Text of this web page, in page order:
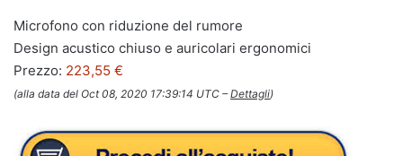
Microfono con riduzione del rumore
Design acustico chiuso e auricolari ergonomici
Prezzo: 223,55 €
(alla data del Oct 08, 2020 17:39:14 UTC –Dettagli)